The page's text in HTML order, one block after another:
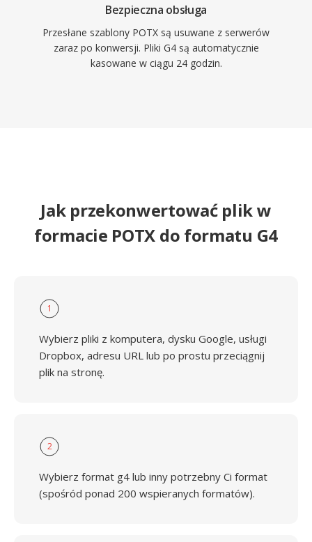
Bezpieczna obsługa
Przesłane szablony POTX są usuwane z serwerów
zaraz po konwersji. Pliki G4 są automatycznie
kasowane w ciągu 24 godzin.
Jak przekonwertować plik w
formacie POTX do formatu G4
1
Wybierz pliki z komputera, dysku Google, usługi
Dropbox, adresu URL lub po prostu przeciągnij
plik na stronę.
2
Wybierz format g4 lub inny potrzebny Ci format
(spośród ponad 200 wspieranych formatów).